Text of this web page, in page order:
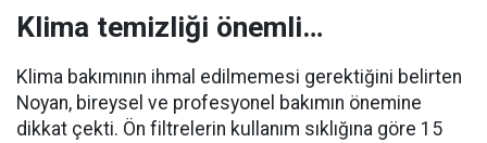
Klima temizliği önemli…
Klima bakımının ihmal edilmemesi gerektiğini belirten
Noyan, bireysel ve profesyonel bakımın önemine
dikkat çekti. Ön filtrelerin kullanım sıklığına göre 15